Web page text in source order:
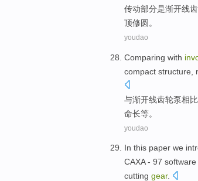
传动部分是渐开线
顶修圆 。
youdao
Comparing with
compact structure,
与渐开线齿轮泵相比
命长等。
youdao
In this paper we
CAXA - 97 software
cutting gear.